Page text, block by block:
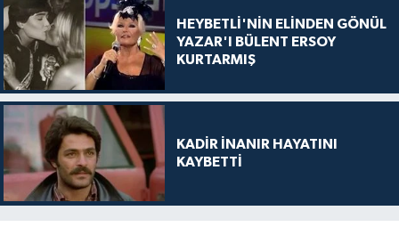
HEYBETLİ'NİN ELİNDEN GÖNÜL
YAZAR'I BÜLENT ERSOY
KURTARMIŞ
KADİR İNANIR HAYATINI
KAYBETTİ